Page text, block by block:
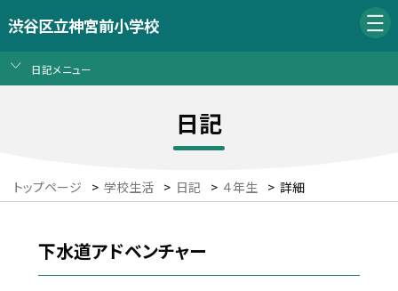
渋谷区立神宮前小学校
日記メニュー
日記
トップページ > 学校生活 > 日記 > ４年生 > 詳細
下水道アドベンチャー